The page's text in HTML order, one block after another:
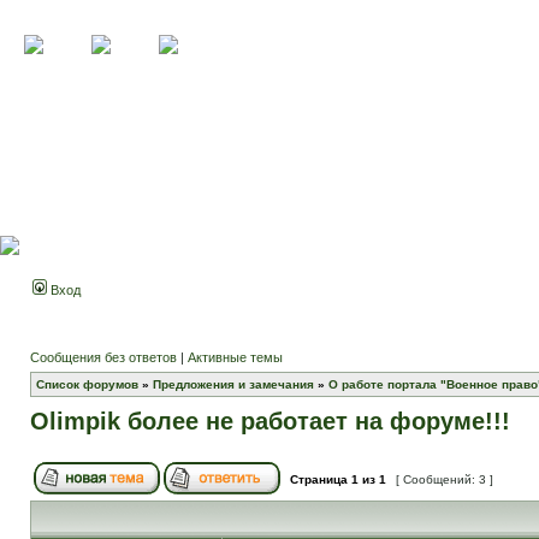
Вход
Сообщения без ответов | Активные темы
Список форумов » Предложения и замечания » О работе портала "Военное
Olimpik более не работает на форуме!!!
Страница 1 из 1 [ Сообщений: 3 ]